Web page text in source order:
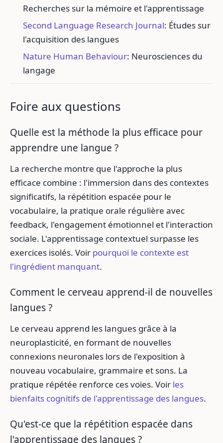
Recherches sur la mémoire et l'apprentissage
Second Language Research Journal: Études sur
l'acquisition des langues
Nature Human Behaviour: Neurosciences du
langage
Foire aux questions
Quelle est la méthode la plus efficace pour
apprendre une langue ?
La recherche montre que l'approche la plus
efficace combine : l'immersion dans des contextes
significatifs, la répétition espacée pour le
vocabulaire, la pratique orale régulière avec
feedback, l'engagement émotionnel et l'interaction
sociale. L'apprentissage contextuel surpasse les
exercices isolés. Voir pourquoi le contexte est
l'ingrédient manquant.
Comment le cerveau apprend-il de nouvelles
langues ?
Le cerveau apprend les langues grâce à la
neuroplasticité, en formant de nouvelles
connexions neuronales lors de l'exposition à
nouveau vocabulaire, grammaire et sons. La
pratique répétée renforce ces voies. Voir les
bienfaits cognitifs de l'apprentissage des langues.
Qu'est-ce que la répétition espacée dans
l'apprentissage des langues ?